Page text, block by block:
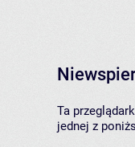
Ta
jednej z